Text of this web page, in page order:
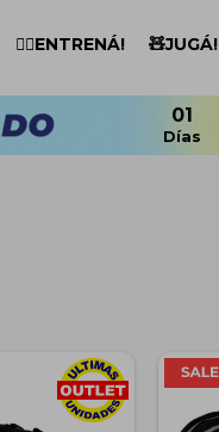
🏋️‍♂️ENTRENÁ! 🧸JUGÁ!